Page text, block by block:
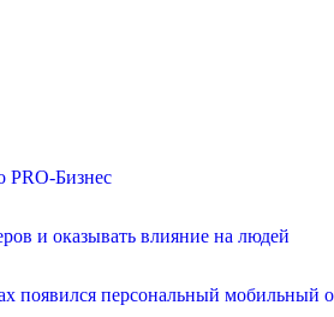
PRO-Бизнес
и оказывать влияние на людей
появился персональный мобильный